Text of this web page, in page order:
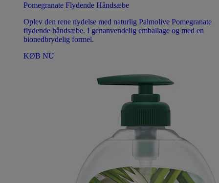
Pomegranate Flydende Håndsæbe
Oplev den rene nydelse med naturlig Palmolive Pomegranate
flydende håndsæbe. I genanvendelig emballage og med en
bionedbrydelig formel.
KØB NU